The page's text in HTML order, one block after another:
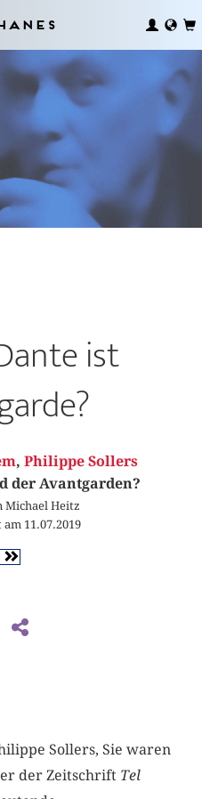
ist
, Philippe Sollers
der Avantgarden?
Michael Heitz
11.07.2019
Sollers, Sie waren
der Zeitschrift Tel